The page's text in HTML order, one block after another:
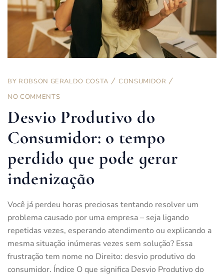
BY ROBSON GERALDO COSTA
CONSUMIDOR
NO COMMENTS
Desvio Produtivo do
Consumidor: o tempo
perdido que pode gerar
indenização
Você já perdeu horas preciosas tentando resolver um
problema causado por uma empresa – seja ligando
repetidas vezes, esperando atendimento ou explicando a
mesma situação inúmeras vezes sem solução? Essa
frustração tem nome no Direito: desvio produtivo do
consumidor. Índice O que significa Desvio Produtivo do